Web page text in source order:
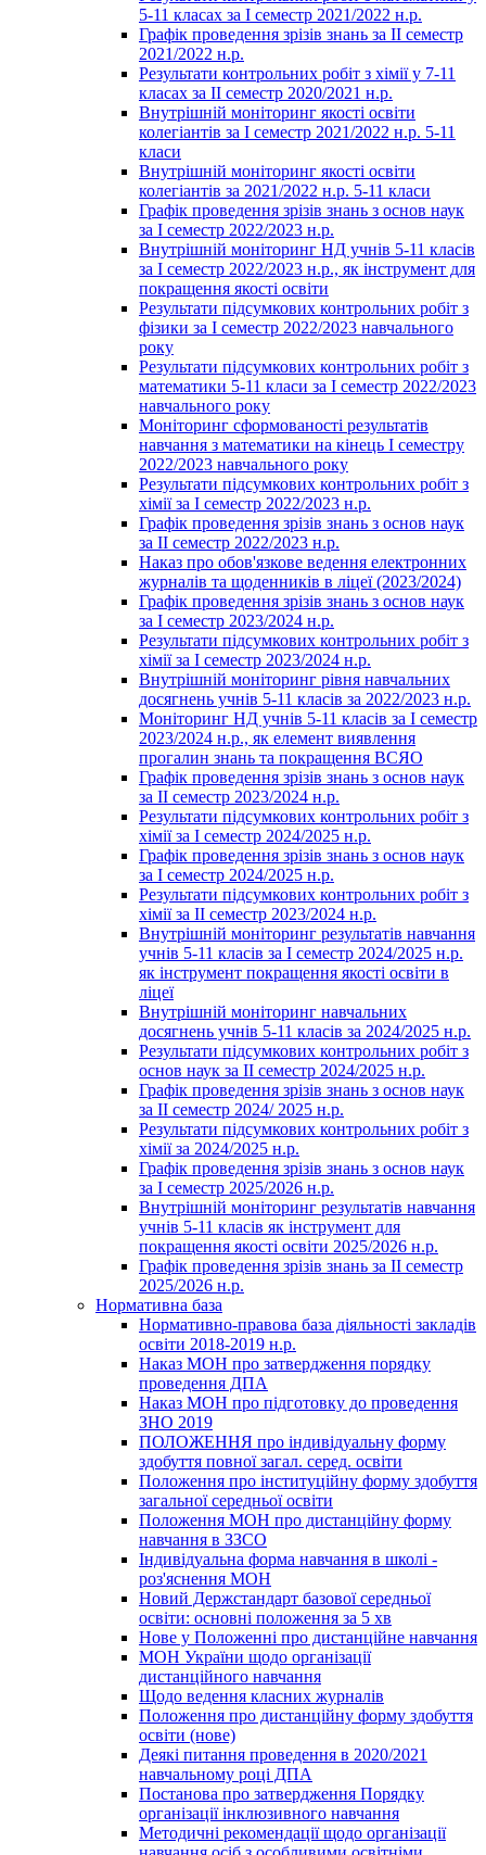
5-11 класах за І семестр 2021/2022 н.р.
Графік проведення зрізів знань за ІІ семестр
2021/2022 н.р.
Результати контрольних робіт з хімії у 7-11
класах за ІІ семестр 2020/2021 н.р.
Внутрішній моніторинг якості освіти
колегіантів за І семестр 2021/2022 н.р. 5-11
класи
Внутрішній моніторинг якості освіти
колегіантів за 2021/2022 н.р. 5-11 класи
Графік проведення зрізів знань з основ наук
за І семестр 2022/2023 н.р.
Внутрішній моніторинг НД учнів 5-11 класів
за І семестр 2022/2023 н.р., як інструмент для
покращення якості освіти
Результати підсумкових контрольних робіт з
фізики за І семестр 2022/2023 навчального
року
Результати підсумкових контрольних робіт з
математики 5-11 класи за І семестр 2022/2023
навчального року
Моніторинг сформованості результатів
навчання з математики на кінець І семестру
2022/2023 навчального року
Результати підсумкових контрольних робіт з
хімії за І семестр 2022/2023 н.р.
Графік проведення зрізів знань з основ наук
за ІІ семестр 2022/2023 н.р.
Наказ про обов'язкове ведення електронних
журналів та щоденників в ліцеї (2023/2024)
Графік проведення зрізів знань з основ наук
за І семестр 2023/2024 н.р.
Результати підсумкових контрольних робіт з
хімії за І семестр 2023/2024 н.р.
Внутрішній моніторинг рівня навчальних
досягнень учнів 5-11 класів за 2022/2023 н.р.
Моніторинг НД учнів 5-11 класів за І семестр
2023/2024 н.р., як елемент виявлення
прогалин знань та покращення ВСЯО
Графік проведення зрізів знань з основ наук
за ІІ семестр 2023/2024 н.р.
Результати підсумкових контрольних робіт з
хімії за І семестр 2024/2025 н.р.
Графік проведення зрізів знань з основ наук
за І семестр 2024/2025 н.р.
Результати підсумкових контрольних робіт з
хімії за ІІ семестр 2023/2024 н.р.
Внутрішній моніторинг результатів навчання
учнів 5-11 класів за І семестр 2024/2025 н.р.
як інструмент покращення якості освіти в
ліцеї
Внутрішній моніторинг навчальних
досягнень учнів 5-11 класів за 2024/2025 н.р.
Результати підсумкових контрольних робіт з
основ наук за ІІ семестр 2024/2025 н.р.
Графік проведення зрізів знань з основ наук
за ІІ семестр 2024/ 2025 н.р.
Результати підсумкових контрольних робіт з
хімії за 2024/2025 н.р.
Графік проведення зрізів знань з основ наук
за І семестр 2025/2026 н.р.
Внутрішній моніторинг результатів навчання
учнів 5-11 класів як інструмент для
покращення якості освіти 2025/2026 н.р.
Графік проведення зрізів знань за ІІ семестр
2025/2026 н.р.
Нормативна база
Нормативно-правова база діяльності закладів
освіти 2018-2019 н.р.
Наказ МОН про затвердження порядку
проведення ДПА
Наказ МОН про підготовку до проведення
ЗНО 2019
ПОЛОЖЕННЯ про індивідуальну форму
здобуття повної загал. серед. освіти
Положення про інституційну форму здобуття
загальної середньої освіти
Положення МОН про дистанційну форму
навчання в ЗЗСО
Індивідуальна форма навчання в школі -
роз'яснення МОН
Новий Держстандарт базової середньої
освіти: основні положення за 5 хв
Нове у Положенні про дистанційне навчання
МОН України щодо організації
дистанційного навчання
Щодо ведення класних журналів
Положення про дистанційну форму здобуття
освіти (нове)
Деякі питання проведення в 2020/2021
навчальному році ДПА
Постанова про затвердження Порядку
організації інклюзивного навчання
Методичні рекомендації щодо організації